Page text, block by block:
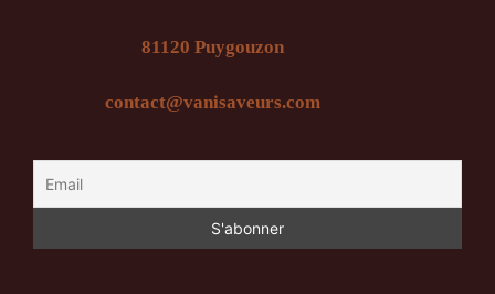
81120 Puygouzon
contact@vanisaveurs.com